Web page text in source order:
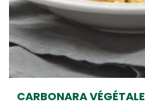
CARBONARA VÉGÉTALE